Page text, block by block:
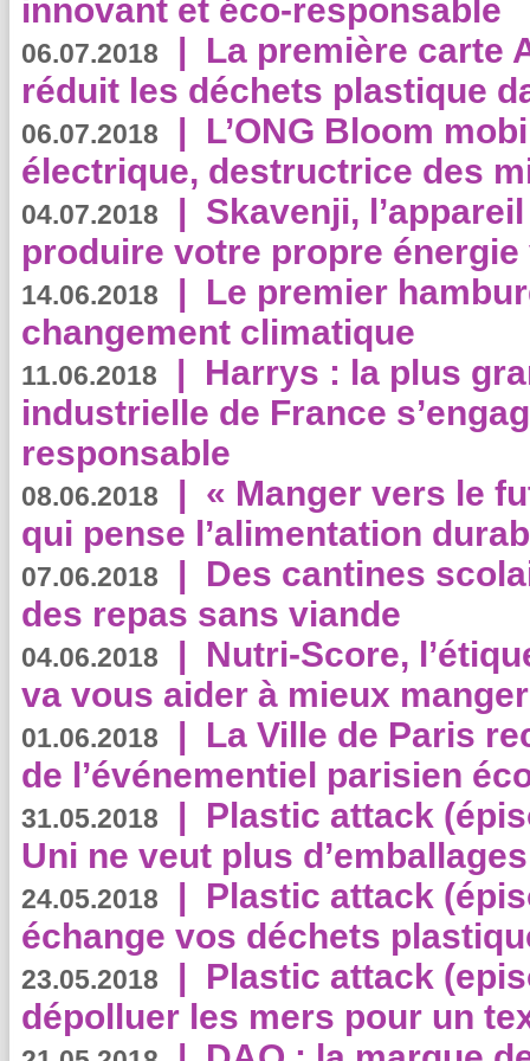
innovant et éco-responsable
06.07.2018 | La première carte
réduit les déchets plastique
06.07.2018 | L’ONG Bloom
électrique, destructrice des
04.07.2018 | Skavenji,
produire votre propre
14.06.2018 | Le premier
changement climatique
11.06.2018 | Harrys : la plus
industrielle de France
responsable
08.06.2018 | « Manger vers le
qui pense l’alimentation
07.06.2018 | Des cantines
des repas sans viande
04.06.2018 | Nutri-Score,
va vous aider à mieux
01.06.2018 | La Ville de Paris
de l’événementiel parisien
31.05.2018 | Plastic attack
Uni ne veut plus
24.05.2018 | Plastic attack
échange vos déchets
23.05.2018 | Plastic attack
dépolluer les mers pour un